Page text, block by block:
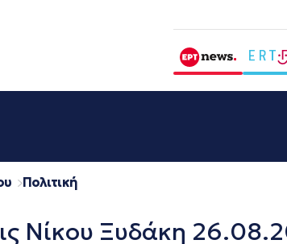
Πολιτική
Νίκου Ξυδάκη